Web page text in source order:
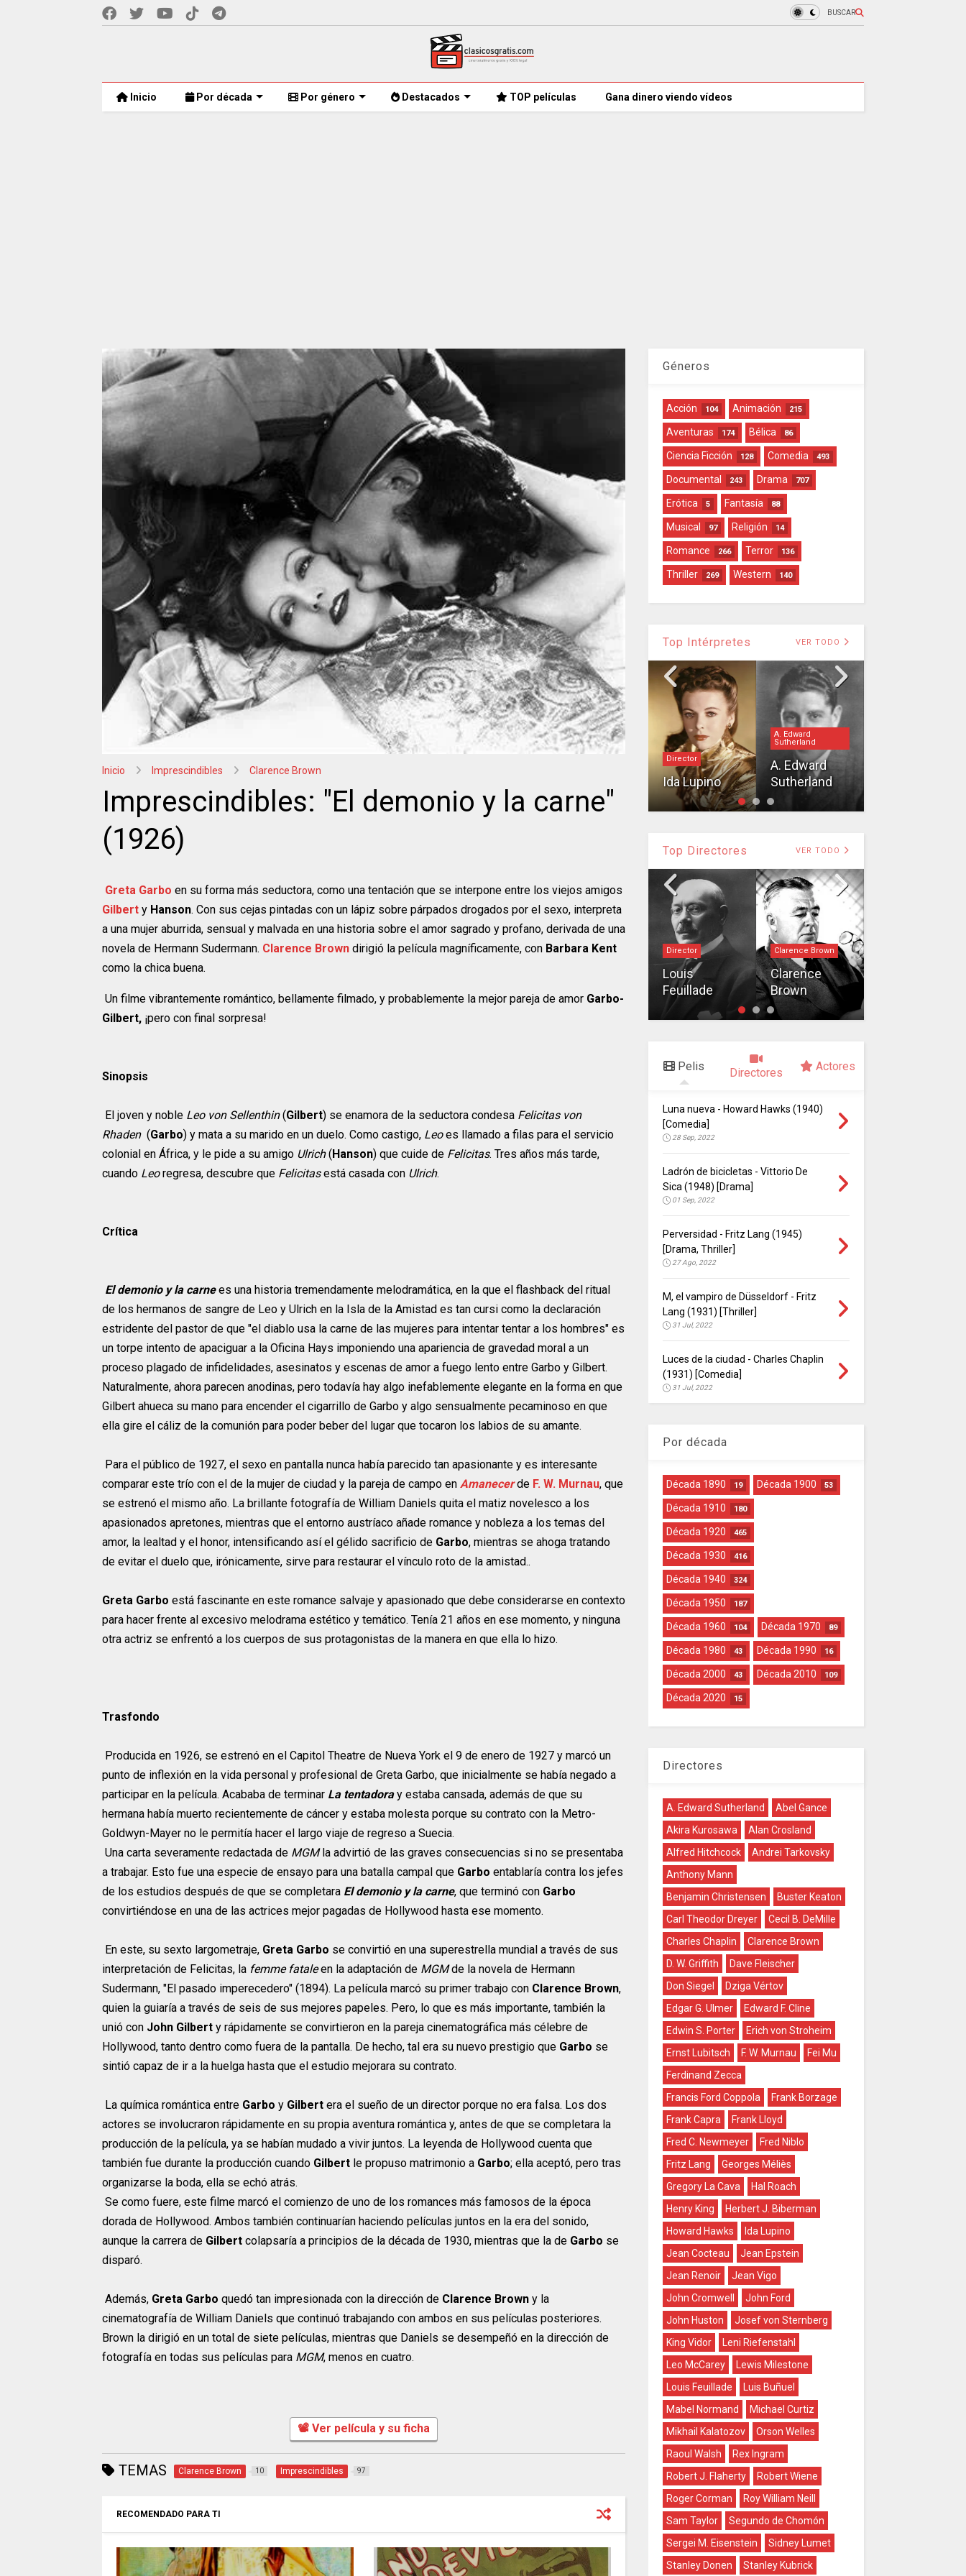
BUSCAR
Inicio Por década Por género Destacados TOP películas Gana dinero viendo vídeos
Inicio Imprescindibles Clarence Brown
Imprescindibles: "El demonio y la carne"
(1926)
Greta Garbo en su forma más seductora, como una tentación que se interpone entre los viejos amigos
Gilbert y Hanson. Con sus cejas pintadas con un lápiz sobre párpados drogados por el sexo, interpreta
a una mujer aburrida, sensual y malvada en una historia sobre el amor sagrado y profano, derivada de una
novela de Hermann Sudermann. Clarence Brown dirigió la película magníficamente, con Barbara Kent
como la chica buena.
Un filme vibrantemente romántico, bellamente filmado, y probablemente la mejor pareja de amor Garbo-
Gilbert, ¡pero con final sorpresa!
Sinopsis
El joven y noble Leo von Sellenthin(Gilbert) se enamora de la seductora condesa Felicitas von
Rhaden(Garbo) y mata a su marido en un duelo. Como castigo, Leoes llamado a filas para el servicio
colonial en África, y le pide a su amigo Ulrich(Hanson) que cuide de Felicitas. Tres años más tarde,
cuando Leoregresa, descubre que Felicitasestá casada con Ulrich.
Crítica
El demonio y la carnees una historia tremendamente melodramática, en la que el flashback del ritual
de los hermanos de sangre de Leo y Ulrich en la Isla de la Amistad es tan cursi como la declaración
estridente del pastor de que "el diablo usa la carne de las mujeres para intentar tentar a los hombres" es
un torpe intento de apaciguar a la Oficina Hays imponiendo una apariencia de gravedad moral a un
proceso plagado de infidelidades, asesinatos y escenas de amor a fuego lento entre Garbo y Gilbert.
Naturalmente, ahora parecen anodinas, pero todavía hay algo inefablemente elegante en la forma en que
Gilbert ahueca su mano para encender el cigarrillo de Garbo y algo sensualmente pecaminoso en que
ella gire el cáliz de la comunión para poder beber del lugar que tocaron los labios de su amante.
Para el público de 1927, el sexo en pantalla nunca había parecido tan apasionante y es interesante
comparar este trío con el de la mujer de ciudad y la pareja de campo en Amanecerde F. W. Murnau, que
se estrenó el mismo año. La brillante fotografía de William Daniels quita el matiz novelesco a los
apasionados apretones, mientras que el entorno austríaco añade romance y nobleza a los temas del
amor, la lealtad y el honor, intensificando así el gélido sacrificio de Garbo, mientras se ahoga tratando
de evitar el duelo que, irónicamente, sirve para restaurar el vínculo roto de la amistad..
Greta Garbo está fascinante en este romance salvaje y apasionado que debe considerarse en contexto
para hacer frente al excesivo melodrama estético y temático. Tenía 21 años en ese momento, y ninguna
otra actriz se enfrentó a los cuerpos de sus protagonistas de la manera en que ella lo hizo.
Trasfondo
Producida en 1926, se estrenó en el Capitol Theatre de Nueva York el 9 de enero de 1927 y marcó un
punto de inflexión en la vida personal y profesional de Greta Garbo, que inicialmente se había negado a
participar en la película. Acababa de terminar La tentadoray estaba cansada, además de que su
hermana había muerto recientemente de cáncer y estaba molesta porque su contrato con la Metro-
Goldwyn-Mayer no le permitía hacer el largo viaje de regreso a Suecia.
Una carta severamente redactada de MGMla advirtió de las graves consecuencias si no se presentaba
a trabajar. Esto fue una especie de ensayo para una batalla campal que Garbo entablaría contra los jefes
de los estudios después de que se completara El demonio y la carne, que terminó con Garbo
convirtiéndose en una de las actrices mejor pagadas de Hollywood hasta ese momento.
En este, su sexto largometraje, Greta Garbo se convirtió en una superestrella mundial a través de sus
interpretación de Felicitas, la femme fataleen la adaptación de MGMde la novela de Hermann
Sudermann, "El pasado imperecedero" (1894). La película marcó su primer trabajo con Clarence Brown,
quien la guiaría a través de seis de sus mejores papeles. Pero, lo que es más importante, también la
unió con John Gilbert y rápidamente se convirtieron en la pareja cinematográfica más célebre de
Hollywood, tanto dentro como fuera de la pantalla. De hecho, tal era su nuevo prestigio que Garbo se
sintió capaz de ir a la huelga hasta que el estudio mejorara su contrato.
La química romántica entre Garbo y Gilbert era el sueño de un director porque no era falsa. Los dos
actores se involucraron rápidamente en su propia aventura romántica y, antes de que se completara la
producción de la película, ya se habían mudado a vivir juntos. La leyenda de Hollywood cuenta que
también fue durante la producción cuando Gilbert le propuso matrimonio a Garbo; ella aceptó, pero tras
organizarse la boda, ella se echó atrás.
Se como fuere, este filme marcó el comienzo de uno de los romances más famosos de la época
dorada de Hollywood. Ambos también continuarían haciendo películas juntos en la era del sonido,
aunque la carrera de Gilbert colapsaría a principios de la década de 1930, mientras que la de Garbo se
disparó.
Además, Greta Garbo quedó tan impresionada con la dirección de Clarence Brown y la
cinematografía de William Daniels que continuó trabajando con ambos en sus películas posteriores.
Brown la dirigió en un total de siete películas, mientras que Daniels se desempeñó en la dirección de
fotografía en todas sus películas para MGM, menos en cuatro.
📽 Ver película y su ficha
TEMAS Clarence Brown 10 Imprescindibles 97
RECOMENDADO PARA TI
Géneros
Acción 104 Animación 215
Aventuras 174 Bélica 86
Ciencia Ficción 128 Comedia 493
Documental 243 Drama 707
Erótica 5 Fantasía 88
Musical 97 Religión 14
Romance 266 Terror 136
Thriller 269 Western 140
Top Intérpretes VER TODO
Intérprete Director
Director
Ida Lupino
A. Edward
Sutherland
A. Edward
Sutherland
Top Directores VER TODO
Director Director
Louis
Feuillade
Clarence Brown
Clarence
Brown
Pelis Directores Actores
Luna nueva - Howard Hawks (1940)
[Comedia]
28 Sep, 2022
Ladrón de bicicletas - Vittorio De
Sica (1948) [Drama]
01 Sep, 2022
Perversidad - Fritz Lang (1945)
[Drama, Thriller]
27 Ago, 2022
M, el vampiro de Düsseldorf - Fritz
Lang (1931) [Thriller]
31 Jul, 2022
Luces de la ciudad - Charles Chaplin
(1931) [Comedia]
31 Jul, 2022
Por década
Década 1890 19 Década 1900 53
Década 1910 180
Década 1920 465
Década 1930 416
Década 1940 324
Década 1950 187
Década 1960 104 Década 1970 89
Década 1980 43 Década 1990 16
Década 2000 43 Década 2010 109
Década 2020 15
Directores
A. Edward Sutherland
Abel Gance
Akira Kurosawa
Alan Crosland
Alfred Hitchcock
Andrei Tarkovsky
Anthony Mann
Benjamin Christensen
Buster Keaton
Carl Theodor Dreyer
Cecil B. DeMille
Charles Chaplin
Clarence Brown
D. W. Griffith
Dave Fleischer
Don Siegel
Dziga Vértov
Edgar G. Ulmer
Edward F. Cline
Edwin S. Porter
Erich von Stroheim
Ernst Lubitsch
F. W. Murnau
Fei Mu
Ferdinand Zecca
Francis Ford Coppola
Frank Borzage
Frank Capra
Frank Lloyd
Fred C. Newmeyer
Fred Niblo
Fritz Lang
Georges Méliès
Gregory La Cava
Hal Roach
Henry King
Herbert J. Biberman
Howard Hawks
Ida Lupino
Jean Cocteau
Jean Epstein
Jean Renoir
Jean Vigo
John Cromwell
John Ford
John Huston
Josef von Sternberg
King Vidor
Leni Riefenstahl
Leo McCarey
Lewis Milestone
Louis Feuillade
Luis Buñuel
Mabel Normand
Michael Curtiz
Mikhail Kalatozov
Orson Welles
Raoul Walsh
Rex Ingram
Robert J. Flaherty
Robert Wiene
Roger Corman
Roy William Neill
Sam Taylor
Segundo de Chomón
Sergei M. Eisenstein
Sidney Lumet
Stanley Donen
Stanley Kubrick